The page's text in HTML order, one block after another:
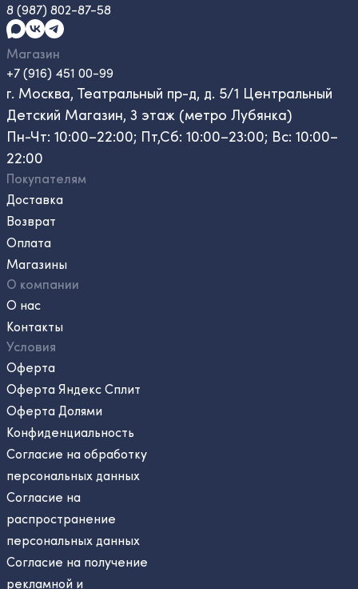
8 (987) 802-87-58
Магазин
+7 (916) 451 00-99
г. Москва, Театральный пр-д, д. 5/1 Центральный
Детский Магазин, 3 этаж (метро Лубянка)
Пн-Чт: 10:00–22:00; Пт,Сб: 10:00–23:00; Вс: 10:00–
22:00
Покупателям
Доставка
Возврат
Оплата
Магазины
О компании
О нас
Контакты
Условия
Оферта
Оферта Яндекс Сплит
Оферта Долями
Конфиденциальность
Согласие на обработку
персональных данных
Согласие на
распространение
персональных данных
Согласие на получение
рекламной и